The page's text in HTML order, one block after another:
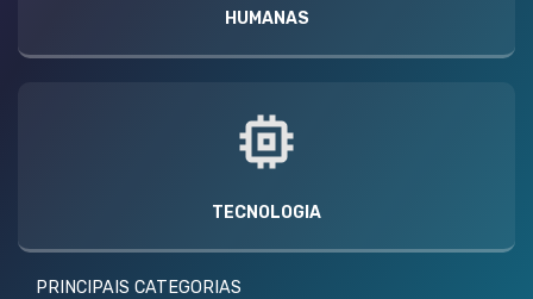
HUMANAS
TECNOLOGIA
PRINCIPAIS CATEGORIAS